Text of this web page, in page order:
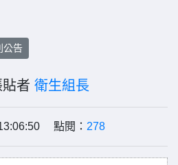
公告
者 衛生組長
點閱： 278